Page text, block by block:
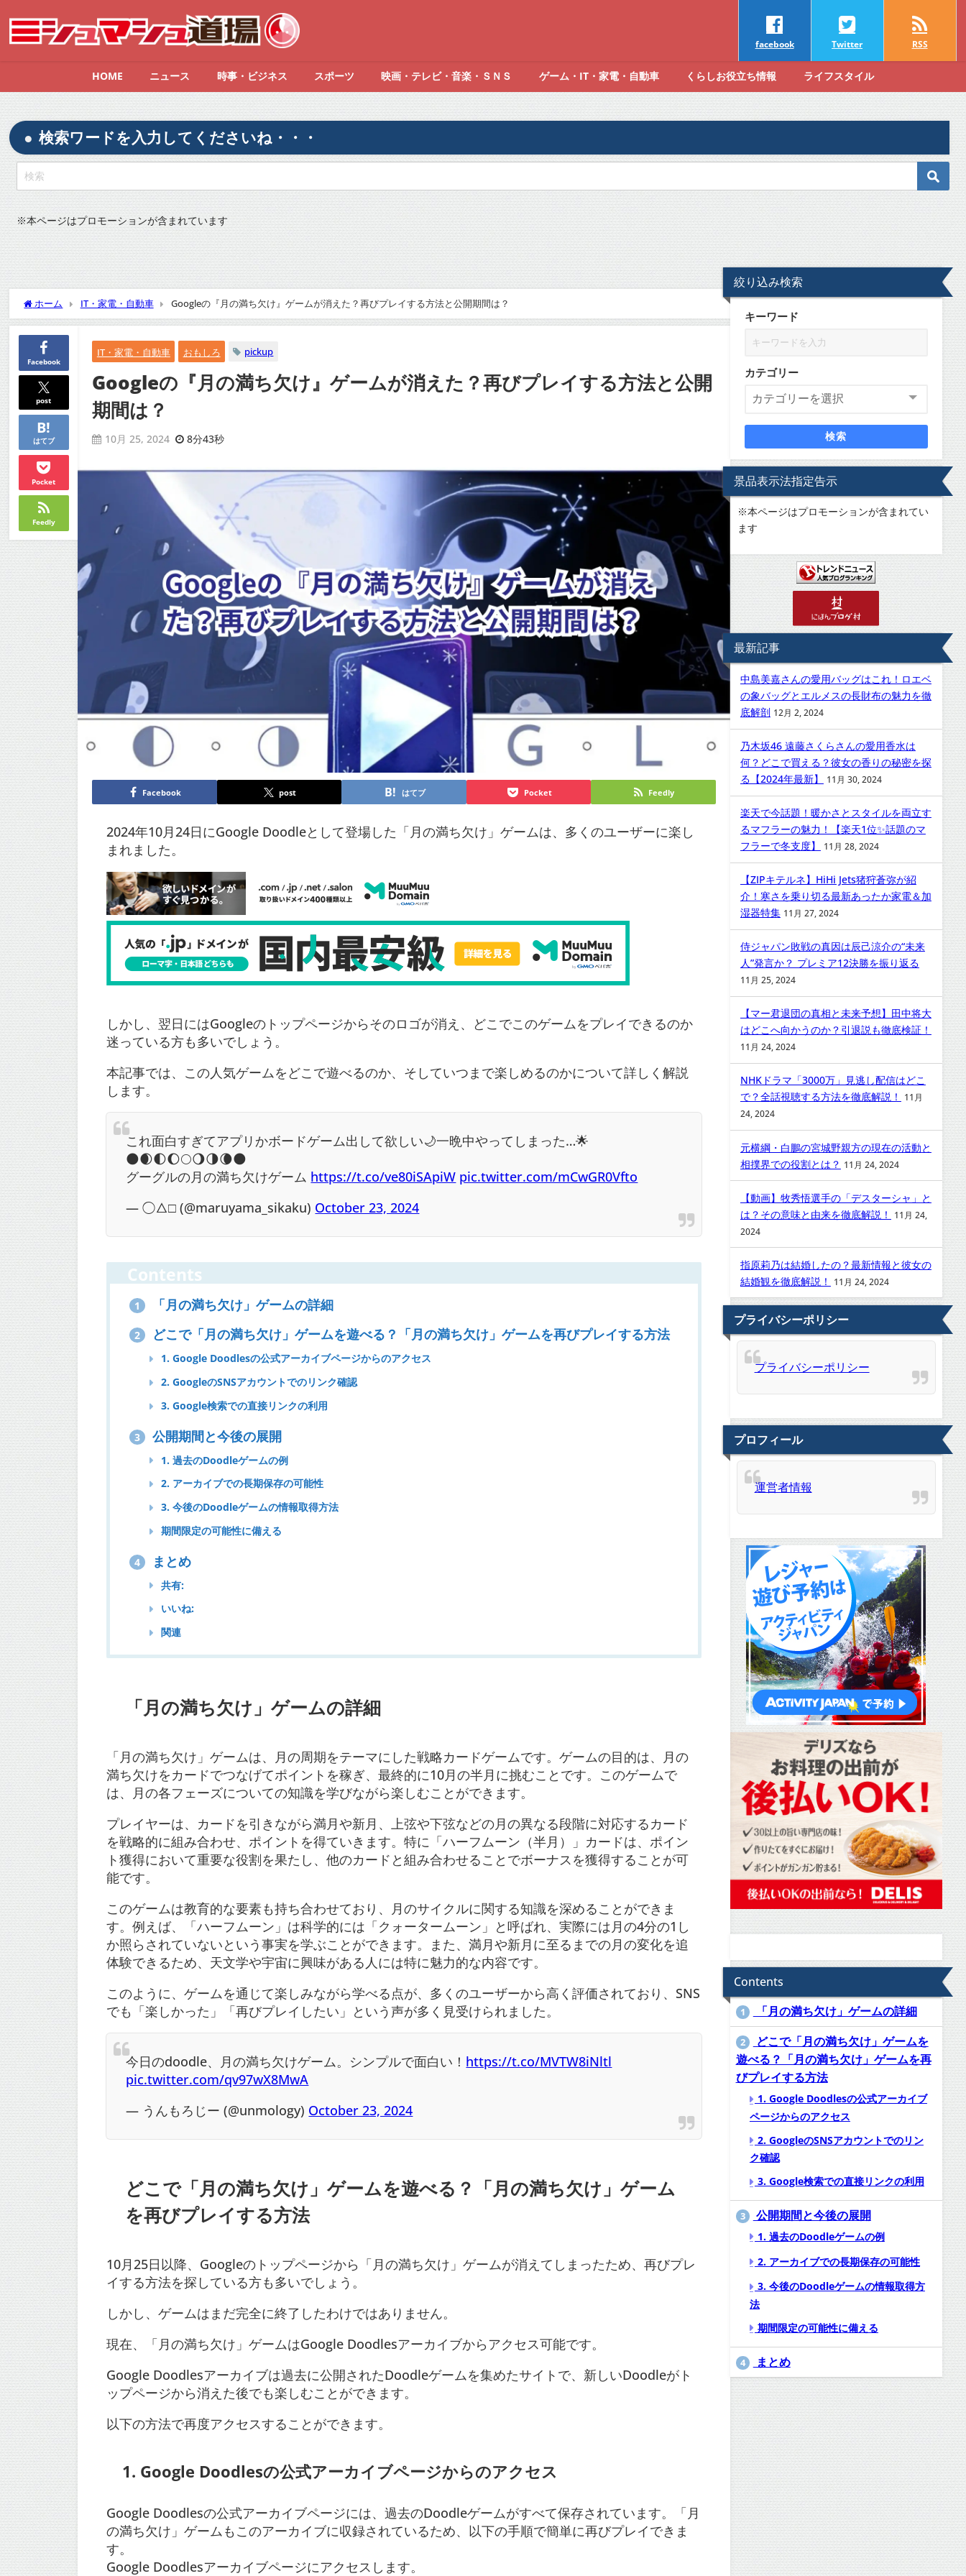
facebook Twitter RSS
HOME ニュース 時事・ビジネス スポーツ 映画・テレビ・音楽・ＳＮＳ ゲーム・IT・家電・自動車 くらしお役立ち情報 ライフスタイル
検索ワードを入力してくださいね・・・
※本ページはプロモーションが含まれています
ホーム IT・家電・自動車 Googleの『月の満ち欠け』ゲームが消えた？再びプレイする方法と公開期間は？
Facebook
post
はてブ
Pocket
Feedly
IT・家電・自動車 おもしろ pickup
Googleの『月の満ち欠け』ゲームが消えた？再びプレイする方法と公開
期間は？
10月 25, 2024 8分43秒
Facebook post はてブ Pocket Feedly
2024年10月24日にGoogle Doodleとして登場した「月の満ち欠け」ゲームは、多くのユーザーに楽し
まれました。
しかし、翌日にはGoogleのトップページからそのロゴが消え、どこでこのゲームをプレイできるのか
迷っている方も多いでしょう。
本記事では、この人気ゲームをどこで遊べるのか、そしていつまで楽しめるのかについて詳しく解説
します。
これ面白すぎてアプリかボードゲーム出して欲しい🌙一晩中やってしまった…🌟
🌑🌒🌓🌔🌕🌖🌗🌘🌑
グーグルの月の満ち欠けゲーム https://t.co/ve80iSApiW pic.twitter.com/mCwGR0Vfto
— ◯△□ (@maruyama_sikaku) October 23, 2024
Contents
1 「月の満ち欠け」ゲームの詳細
2 どこで「月の満ち欠け」ゲームを遊べる？「月の満ち欠け」ゲームを再びプレイする方法
1. Google Doodlesの公式アーカイブページからのアクセス
2. GoogleのSNSアカウントでのリンク確認
3. Google検索での直接リンクの利用
3 公開期間と今後の展開
1. 過去のDoodleゲームの例
2. アーカイブでの長期保存の可能性
3. 今後のDoodleゲームの情報取得方法
期間限定の可能性に備える
4 まとめ
共有:
いいね:
関連
「月の満ち欠け」ゲームの詳細
「月の満ち欠け」ゲームは、月の周期をテーマにした戦略カードゲームです。ゲームの目的は、月の
満ち欠けをカードでつなげてポイントを稼ぎ、最終的に10月の半月に挑むことです。このゲームで
は、月の各フェーズについての知識を学びながら楽しむことができます。
プレイヤーは、カードを引きながら満月や新月、上弦や下弦などの月の異なる段階に対応するカード
を戦略的に組み合わせ、ポイントを得ていきます。特に「ハーフムーン（半月）」カードは、ポイン
ト獲得において重要な役割を果たし、他のカードと組み合わせることでボーナスを獲得することが可
能です。
このゲームは教育的な要素も持ち合わせており、月のサイクルに関する知識を深めることができま
す。例えば、「ハーフムーン」は科学的には「クォータームーン」と呼ばれ、実際には月の4分の1し
か照らされていないという事実を学ぶことができます。また、満月や新月に至るまでの月の変化を追
体験できるため、天文学や宇宙に興味がある人には特に魅力的な内容です。
このように、ゲームを通じて楽しみながら学べる点が、多くのユーザーから高く評価されており、SNS
でも「楽しかった」「再びプレイしたい」という声が多く見受けられました。
今日のdoodle、月の満ち欠けゲーム。シンプルで面白い！ https://t.co/MVTW8iNltl
pic.twitter.com/qv97wX8MwA
— うんもろじー (@unmology) October 23, 2024
どこで「月の満ち欠け」ゲームを遊べる？ 「月の満ち欠け」ゲーム
を再びプレイする方法
10月25日以降、Googleのトップページから「月の満ち欠け」ゲームが消えてしまったため、再びプレ
イする方法を探している方も多いでしょう。
しかし、ゲームはまだ完全に終了したわけではありません。
現在、「月の満ち欠け」ゲームはGoogle Doodlesアーカイブからアクセス可能です。
Google Doodlesアーカイブは過去に公開されたDoodleゲームを集めたサイトで、新しいDoodleがト
ップページから消えた後でも楽しむことができます。
以下の方法で再度アクセスすることができます。
1. Google Doodlesの公式アーカイブページからのアクセス
Google Doodlesの公式アーカイブページには、過去のDoodleゲームがすべて保存されています。「月
の満ち欠け」ゲームもこのアーカイブに収録されているため、以下の手順で簡単に再びプレイできま
す。
Google Doodlesアーカイブページにアクセスします。
絞り込み検索
キーワード
カテゴリー
検索
景品表示法指定告示
※本ページはプロモーションが含まれてい
ます
最新記事
中島美嘉さんの愛用バッグはこれ！ロエベ
の象バッグとエルメスの長財布の魅力を徹
底解剖 12月 2, 2024
乃木坂46 遠藤さくらさんの愛用香水は
何？どこで買える？彼女の香りの秘密を探
る【2024年最新】
11月 30, 2024
楽天で今話題！暖かさとスタイルを両立す
るマフラーの魅力！【楽天1位✨話題のマ
フラーで冬支度】
11月 28, 2024
【ZIPキテルネ】HiHi Jets猪狩蒼弥が紹
介！寒さを乗り切る最新あったか家電＆加
湿器特集 11月 27, 2024
侍ジャパン敗戦の真因は辰己涼介の“未来
人”発言か？ プレミア12決勝を振り返る
11月 25, 2024
【マー君退団の真相と未来予想】田中将大
はどこへ向かうのか？引退説も徹底検証！
11月 24, 2024
NHKドラマ「3000万」見逃し配信はどこ
で？全話視聴する方法を徹底解説！
11月
24, 2024
元横綱・白鵬の宮城野親方の現在の活動と
相撲界での役割とは？ 11月 24, 2024
【動画】牧秀悟選手の「デスターシャ」と
は？その意味と由来を徹底解説！
11月 24,
2024
指原莉乃は結婚したの？最新情報と彼女の
結婚観を徹底解説！
11月 24, 2024
プライバシーポリシー
プライバシーポリシー
プロフィール
運営者情報
Contents
1 「月の満ち欠け」ゲームの詳細
2
どこで「月の満ち欠け」ゲームを
遊べる？「月の満ち欠け」ゲームを再
びプレイする方法
1. Google Doodlesの公式アーカイブ
ページからのアクセス
2. GoogleのSNSアカウントでのリン
ク確認
3. Google検索での直接リンクの利用
3 公開期間と今後の展開
1. 過去のDoodleゲームの例
2. アーカイブでの長期保存の可能性
3. 今後のDoodleゲームの情報取得方
法
期間限定の可能性に備える
4 まとめ